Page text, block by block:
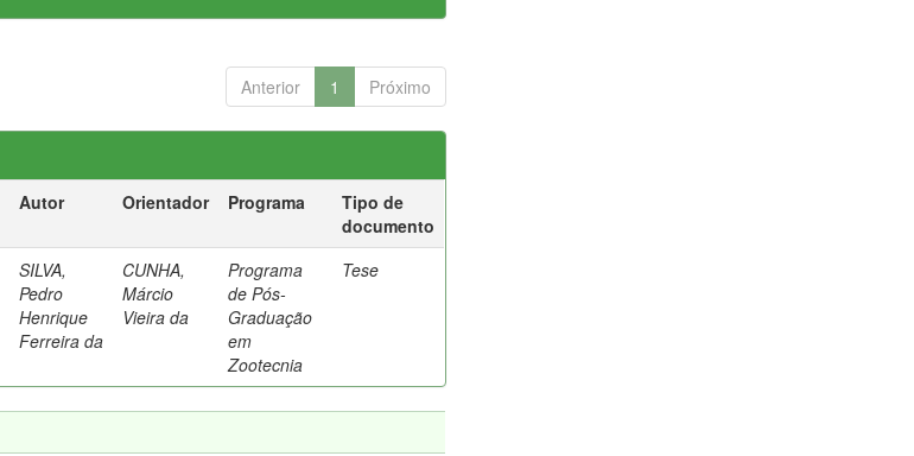
Anterior 1 Próximo
Autor Orientador Programa
Tipo de
documento
SILVA,
Pedro
Henrique
Ferreira da
CUNHA,
Márcio
Vieira da
Programa
de Pós-
Graduação
em
Zootecnia
Tese